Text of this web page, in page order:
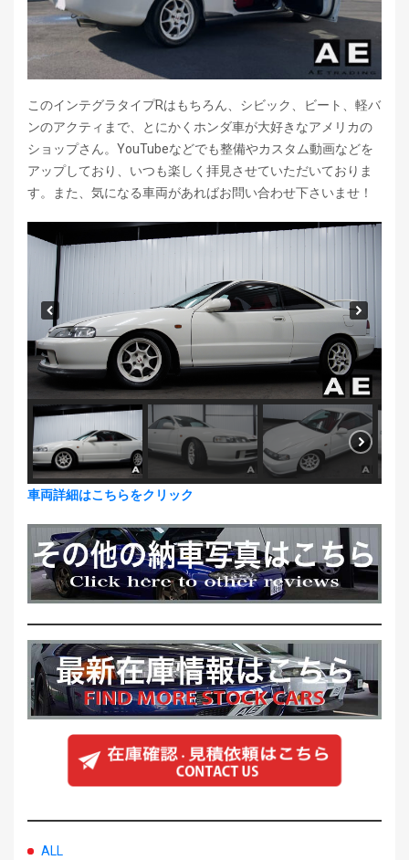
このインテグラタイプRはもちろん、シビック、ビート、軽バ
ンのアクティまで、とにかくホンダ車が大好きなアメリカの
ショップさん。YouTubeなどでも整備やカスタム動画などを
アップしており、いつも楽しく拝見させていただいておりま
す。また、気になる車両があればお問い合わせ下さいませ！
車両詳細はこちらをクリック
ALL